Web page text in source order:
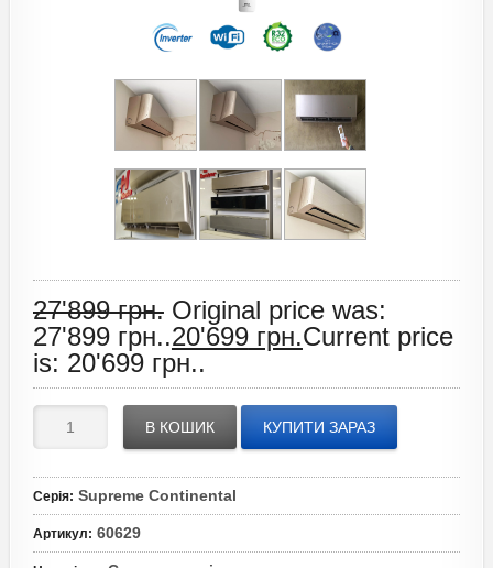
27'899грн. Original price was:
27'899 грн..20'699грн.Current price
is: 20'699 грн..
В КОШИК КУПИТИ ЗАРАЗ
Серія: Supreme Continental
Артикул: 60629